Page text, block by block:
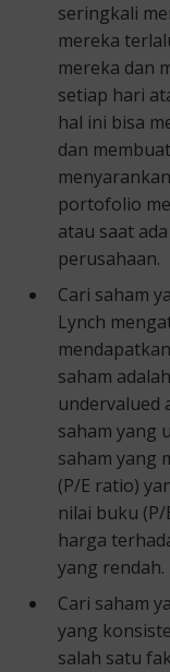
seringkali
mereka
mereka dan
setiap hari
hal ini bisa
dan
portofolio
atau saat
perusahaan.
Cari saham
Lynch
saham
undervalued
saham yang
saham yang
(P/E ratio)
nilai buku
harga
yang rendah.
Cari saham
yang
salah satu